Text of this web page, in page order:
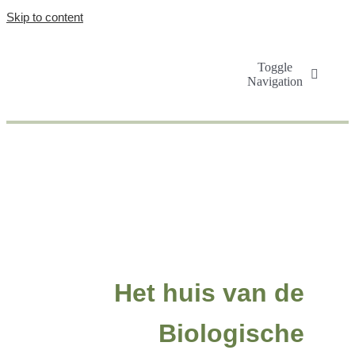
Skip to content
Toggle
Navigation
Alle Theeproducten
Het huis van de
Biologische